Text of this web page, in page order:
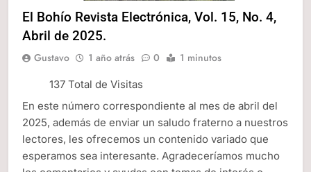
El Bohío Revista Electrónica, Vol. 15, No. 4,
Abril de 2025.
Gustavo 1 año atrás 0 1 minutos
137 Total de Visitas
En este número correspondiente al mes de abril del
2025, además de enviar un saludo fraterno a nuestros
lectores, les ofrecemos un contenido variado que
esperamos sea interesante. Agradeceríamos mucho